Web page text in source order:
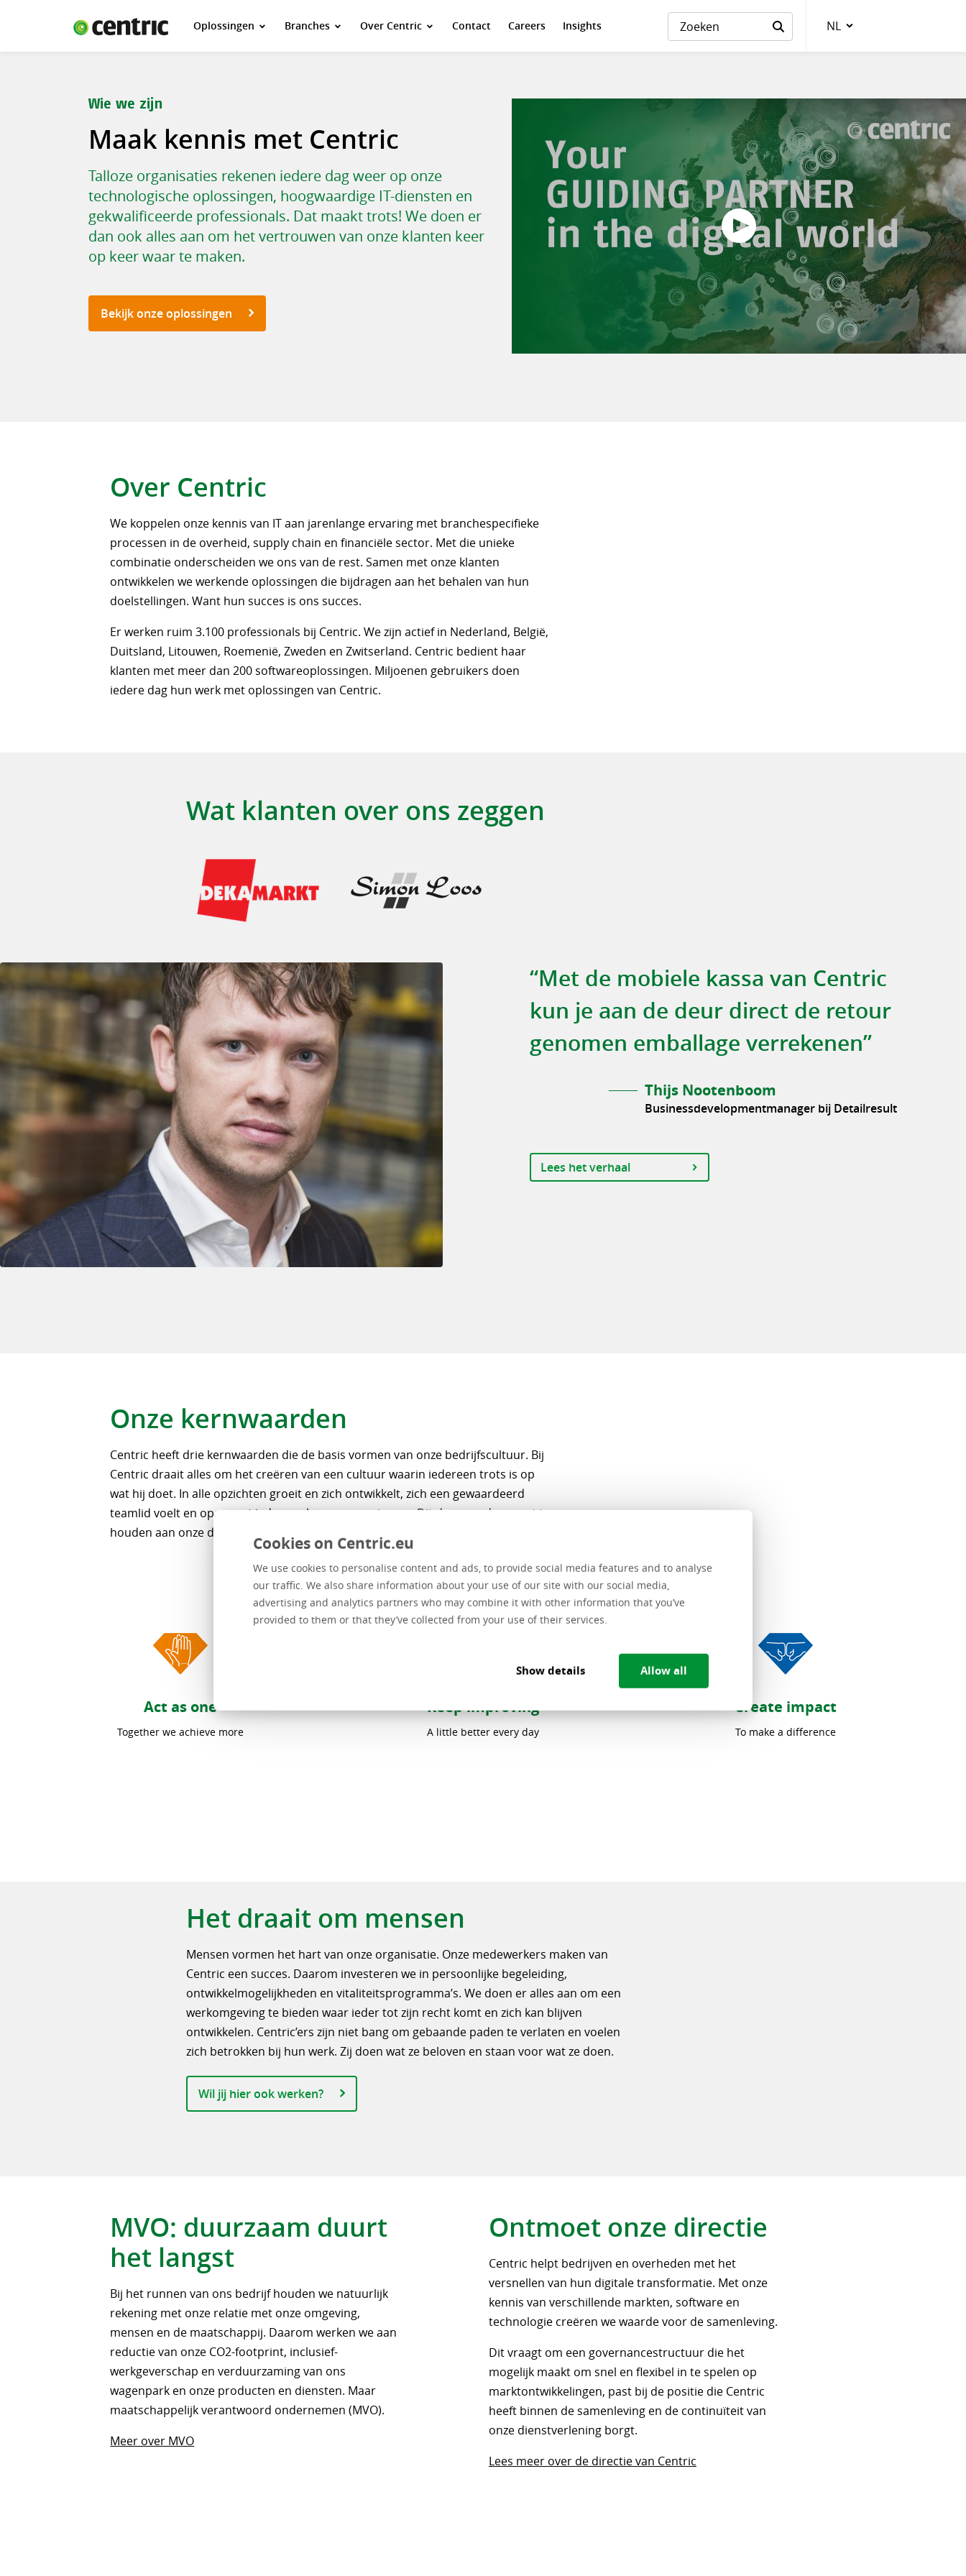
Cookies on Centric.eu
We use cookies to personalise content and ads, to provide social media features and to analyse
our traffic. We also share information about your use of our site with our social media,
advertising and analytics partners who may combine it with other information that you’ve
provided to them or that they’ve collected from your use of their services.
Show details Allow all
Oplossingen Branches Over Centric Contact Careers
Insights
Oplossingen
Over Centric
Careers
Insights
NL
Taalkeuze
Wie we zijn
Maak kennis met Centric
Talloze organisaties rekenen iedere dag weer op onze
technologische oplossingen, hoogwaardige IT-diensten en
gekwalificeerde professionals. Dat maakt trots! We doen er
dan ook alles aan om het vertrouwen van onze klanten keer
op keer waar te maken.
Bekijk onze oplossingen
Over Centric
We koppelen onze kennis van IT aan jarenlange ervaring met branchespecifieke
processen in de overheid, supply chain en financiële sector. Met die unieke
combinatie onderscheiden we ons van de rest. Samen met onze klanten
ontwikkelen we werkende oplossingen die bijdragen aan het behalen van hun
doelstellingen. Want hun succes is ons succes.
Er werken ruim 3.100 professionals bij Centric. We zijn actief in Nederland, België,
Duitsland, Litouwen, Roemenië, Zweden en Zwitserland. Centric bedient haar
klanten met meer dan 200 softwareoplossingen. Miljoenen gebruikers doen
iedere dag hun werk met oplossingen van Centric.
Wat klanten over ons zeggen
“Met de mobiele kassa van Centric
kun je aan de deur direct de retour
genomen emballage verrekenen”
Thijs Nootenboom
Businessdevelopmentmanager bij Detailresult
Lees het verhaal
Onze kernwaarden
Centric heeft drie kernwaarden die de basis vormen van onze bedrijfscultuur. Bij
Centric draait alles om het creëren van een cultuur waarin iedereen trots is op
wat hij doet. In alle opzichten groeit en zich ontwikkelt, zich een gewaardeerd
teamlid voelt en open met iedereen kan communiceren. Dit doen we door vast te
houden aan onze drie kernwaarden.
Act as one
Together we achieve more
Keep improving
A little better every day
Create impact
To make a difference
Het draait om mensen
Mensen vormen het hart van onze organisatie. Onze medewerkers maken van
Centric een succes. Daarom investeren we in persoonlijke begeleiding,
ontwikkelmogelijkheden en vitaliteitsprogramma’s. We doen er alles aan om een
werkomgeving te bieden waar ieder tot zijn recht komt en zich kan blijven
ontwikkelen. Centric’ers zijn niet bang om gebaande paden te verlaten en voelen
zich betrokken bij hun werk. Zij doen wat ze beloven en staan voor wat ze doen.
Wil jij hier ook werken?
MVO: duurzaam duurt
het langst
Bij het runnen van ons bedrijf houden we natuurlijk
rekening met onze relatie met onze omgeving,
mensen en de maatschappij. Daarom werken we aan
reductie van onze CO2-footprint, inclusief-
werkgeverschap en verduurzaming van ons
wagenpark en onze producten en diensten. Maar
maatschappelijk verantwoord ondernemen (MVO).
Meer over MVO
Ontmoet onze directie
Centric helpt bedrijven en overheden met het
versnellen van hun digitale transformatie. Met onze
kennis van verschillende markten, software en
technologie creëren we waarde voor de samenleving.
Dit vraagt om een governancestructuur die het
mogelijk maakt om snel en flexibel in te spelen op
marktontwikkelingen, past bij de positie die Centric
heeft binnen de samenleving en de continuïteit van
onze dienstverlening borgt.
Lees meer over de directie van Centric